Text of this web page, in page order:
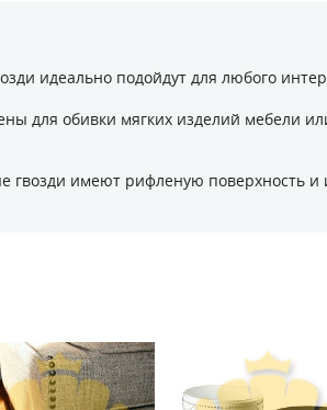
идеально подойдут для любого
для обивки мягких изделий мебели
гвозди имеют рифленую поверхность